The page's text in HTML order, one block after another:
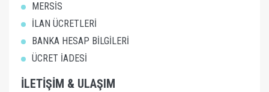
MERSİS
İLAN ÜCRETLERİ
BANKA HESAP BİLGİLERİ
ÜCRET İADESİ
İLETİŞİM & ULAŞIM